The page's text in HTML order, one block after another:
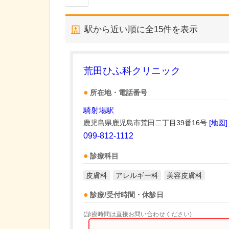
駅から近い順に全15件を表示
荒田ひふ科クリニック
所在地・電話番号
騎射場駅
鹿児島県鹿児島市荒田二丁目39番16号 [地図]
099-812-1112
診療科目
皮膚科 アレルギー科 美容皮膚科
診療/受付時間・休診日
(診療時間は直接お問い合わせください)